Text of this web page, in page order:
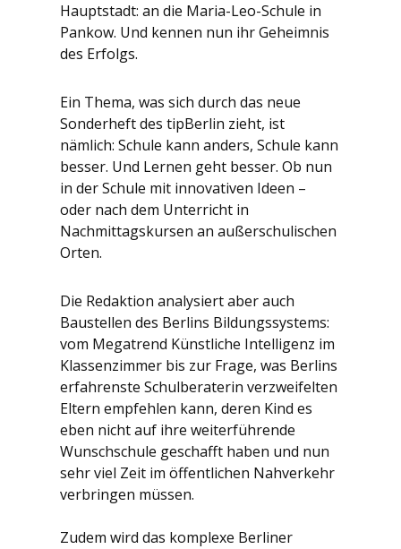
Hauptstadt: an die Maria-Leo-Schule in
Pankow. Und kennen nun ihr Geheimnis
des Erfolgs.
Ein Thema, was sich durch das neue
Sonderheft des tipBerlin zieht, ist
nämlich: Schule kann anders, Schule kann
besser. Und Lernen geht besser. Ob nun
in der Schule mit innovativen Ideen –
oder nach dem Unterricht in
Nachmittagskursen an außerschulischen
Orten.
Die Redaktion analysiert aber auch
Baustellen des Berlins Bildungssystems:
vom Megatrend Künstliche Intelligenz im
Klassenzimmer bis zur Frage, was Berlins
erfahrenste Schulberaterin verzweifelten
Eltern empfehlen kann, deren Kind es
eben nicht auf ihre weiterführende
Wunschschule geschafft haben und nun
sehr viel Zeit im öffentlichen Nahverkehr
verbringen müssen.
Zudem wird das komplexe Berliner